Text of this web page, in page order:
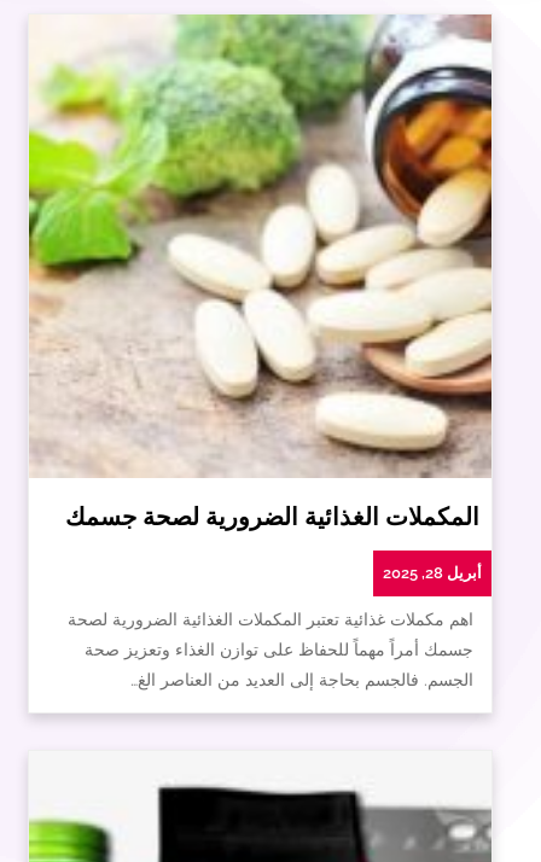
المكملات الغذائية الضرورية لصحة جسمك
أبريل 28, 2025
اهم مكملات غذائية تعتبر المكملات الغذائية الضرورية لصحة
جسمك أمراً مهماً للحفاظ على توازن الغذاء وتعزيز صحة
الجسم. فالجسم بحاجة إلى العديد من العناصر الغ…